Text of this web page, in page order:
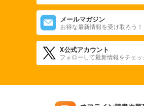
メールマガジン
お得な最新情報を受け取ろう！
X公式アカウント
フォローして最新情報をチェッ